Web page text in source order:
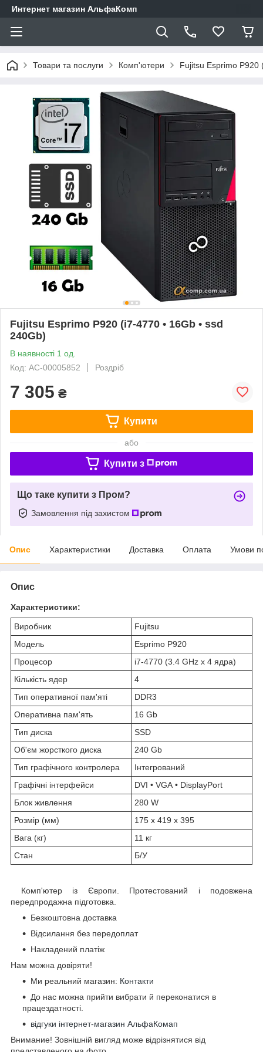
Интернет магазин АльфаКомп
Товари та послуги Комп'ютери Fujitsu Esprimo P920
Fujitsu Esprimo P920 (i7-4770 • 16Gb • ssd
240Gb)
В наявності 1 од.
Код: AC-00005852
Роздріб
7 305 ₴
Купити
або
Купити з
Що таке купити з Пром?
Замовлення під захистом
Опис Характеристики Доставка Оплата Умови
Опис
Характеристики:
Виробник
Fujitsu
Модель
Esprimo P920
Процесор
i7-4770 (3.4 GHz x 4 ядра)
Кількість ядер
4
Тип оперативної пам'яті
DDR3
Оперативна пам'ять
16 Gb
Тип диска
SSD
Об'єм жорсткого диска
240 Gb
Тип графічного контролера
Інтегрований
Графічні інтерфейси
DVI • VGA • DisplayPort
Блок живлення
280 W
Розмір (мм)
175 x 419 x 395
Вага (кг)
11 кг
Стан
Б/У
Комп'ютер із Європи. Протестований і подовжена
передпродажна підготовка.
Безкоштовна доставка
Відсилання без передоплат
Накладений платіж
Нам можна довіряти!
Ми реальний магазин: Контакти
До нас можна прийти вибрати й переконатися в
працездатності.
відгуки інтернет-магазин АльфаКомап
Внимание! Зовнішній вигляд може відрізнятися від